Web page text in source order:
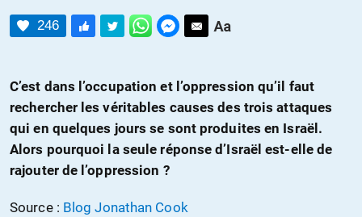
MOTS CLÉS
CONTACTER
FAIRE UN
DON
246
C’est dans l’occupation et l’oppression qu’il faut
rechercher les véritables causes des trois attaques
qui en quelques jours se sont produites en Israël.
Alors pourquoi la seule réponse d’Israël est-elle de
rajouter de l’oppression ?
Source : Blog Jonathan Cook